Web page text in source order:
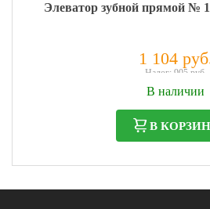
Элеватор зубной прямой №
1 104
Налог: 905 руб.
В наличии
В